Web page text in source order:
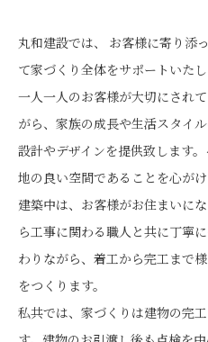
丸和建設では、 お客様に寄り添
て家づくり全体をサポートいたし
一人一人のお客様が大切にされ
がら、家族の成長や生活スタイ
設計やデザインを提供致します
地の良い空間であることを心がけ
建築中は、お客様がお住まいに
ら工事に関わる職人と共に丁寧
わりながら、着工から完工まで
をつくります。
私共では、家づくりは建物の完